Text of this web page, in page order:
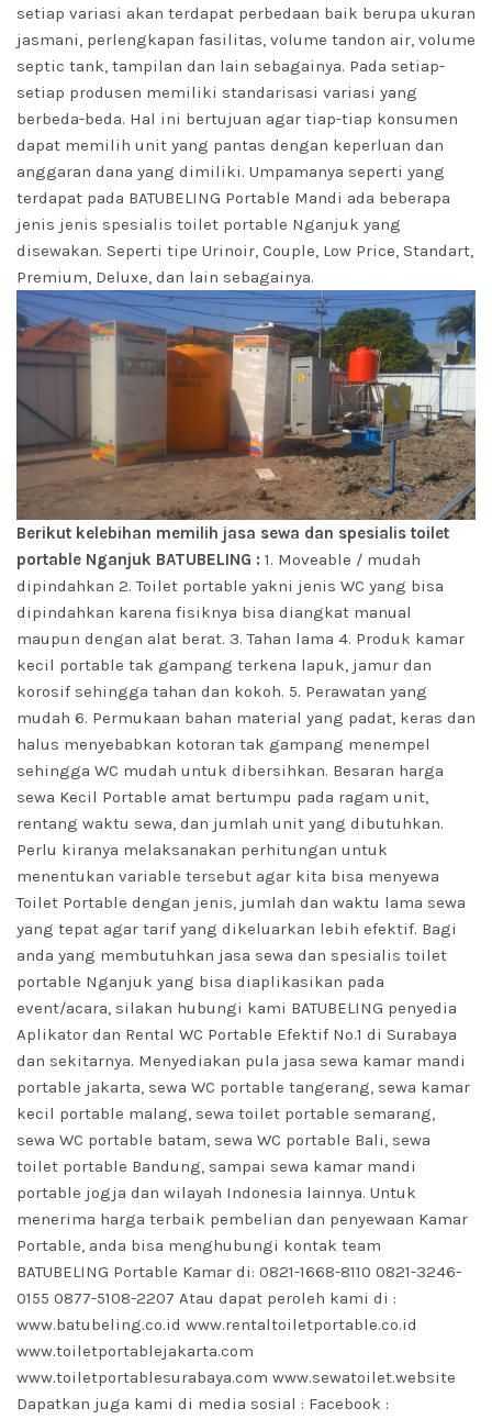
setiap variasi akan terdapat perbedaan baik berupa ukuran
jasmani, perlengkapan fasilitas, volume tandon air, volume
septic tank, tampilan dan lain sebagainya. Pada setiap-
setiap produsen memiliki standarisasi variasi yang
berbeda-beda. Hal ini bertujuan agar tiap-tiap konsumen
dapat memilih unit yang pantas dengan keperluan dan
anggaran dana yang dimiliki. Umpamanya seperti yang
terdapat pada BATUBELING Portable Mandi ada beberapa
jenis jenis spesialis toilet portable Nganjuk yang
disewakan. Seperti tipe Urinoir, Couple, Low Price, Standart,
Premium, Deluxe, dan lain sebagainya.
Berikut kelebihan memilih jasa sewa dan spesialis toilet
portable Nganjuk BATUBELING : 1. Moveable / mudah
dipindahkan 2. Toilet portable yakni jenis WC yang bisa
dipindahkan karena fisiknya bisa diangkat manual
maupun dengan alat berat. 3. Tahan lama 4. Produk kamar
kecil portable tak gampang terkena lapuk, jamur dan
korosif sehingga tahan dan kokoh. 5. Perawatan yang
mudah 6. Permukaan bahan material yang padat, keras dan
halus menyebabkan kotoran tak gampang menempel
sehingga WC mudah untuk dibersihkan. Besaran harga
sewa Kecil Portable amat bertumpu pada ragam unit,
rentang waktu sewa, dan jumlah unit yang dibutuhkan.
Perlu kiranya melaksanakan perhitungan untuk
menentukan variable tersebut agar kita bisa menyewa
Toilet Portable dengan jenis, jumlah dan waktu lama sewa
yang tepat agar tarif yang dikeluarkan lebih efektif. Bagi
anda yang membutuhkan jasa sewa dan spesialis toilet
portable Nganjuk yang bisa diaplikasikan pada
event/acara, silakan hubungi kami BATUBELING penyedia
Aplikator dan Rental WC Portable Efektif No.1 di Surabaya
dan sekitarnya. Menyediakan pula jasa sewa kamar mandi
portable jakarta, sewa WC portable tangerang, sewa kamar
kecil portable malang, sewa toilet portable semarang,
sewa WC portable batam, sewa WC portable Bali, sewa
toilet portable Bandung, sampai sewa kamar mandi
portable jogja dan wilayah Indonesia lainnya. Untuk
menerima harga terbaik pembelian dan penyewaan Kamar
Portable, anda bisa menghubungi kontak team
BATUBELING Portable Kamar di: 0821-1668-8110 0821-3246-
0155 0877-5108-2207 Atau dapat peroleh kami di :
www.batubeling.co.id www.rentaltoiletportable.co.id
www.toiletportablejakarta.com
www.toiletportablesurabaya.com www.sewatoilet.website
Dapatkan juga kami di media sosial : Facebook :